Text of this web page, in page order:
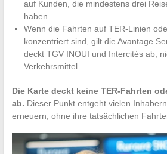
auf Kunden, die mindestens drei
haben.
Wenn die Fahrten auf TER-Linien
konzentriert sind, gilt die Avantage
deckt TGV INOUI und Intercités ab,
Verkehrsmittel.
Die Karte deckt keine TER-Fahrten
ab. Dieser Punkt entgeht vielen
erneuern, ohne ihre tatsächlichen